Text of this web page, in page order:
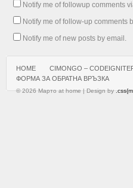
Notify me of followup comments
Notify me of follow-up comments
Notify me of new posts by email.
HOME CIMONGO –
ФОРМА ЗА ОБРАТНА ВРЪЗКА
© 2026 Марто at home | Design by